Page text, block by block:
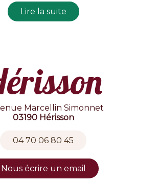
Marcellin Simonnet
03190 Hérisson
04 70 06 80 45
Nous écrire un email